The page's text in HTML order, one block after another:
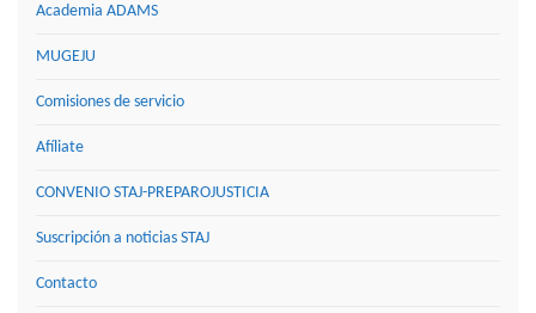
Academia ADAMS
MUGEJU
Comisiones de servicio
Afíliate
CONVENIO STAJ-PREPAROJUSTICIA
Suscripción a noticias STAJ
Contacto